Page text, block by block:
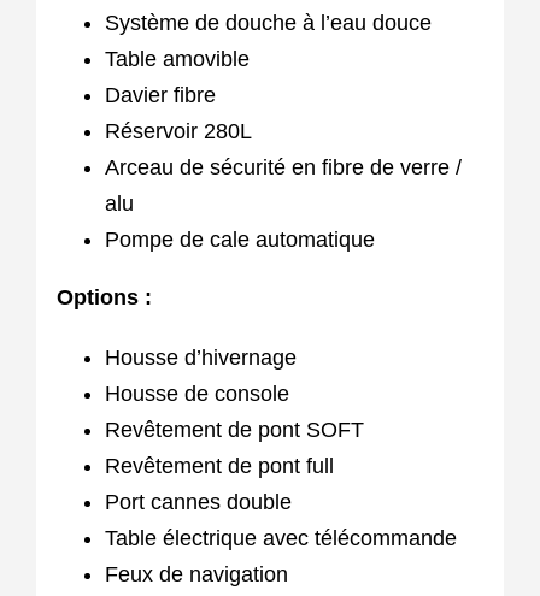
Système de douche à l’eau douce
Table amovible
Davier fibre
Réservoir 280L
Arceau de sécurité en fibre de verre /
alu
Pompe de cale automatique
Options :
Housse d’hivernage
Housse de console
Revêtement de pont SOFT
Revêtement de pont full
Port cannes double
Table électrique avec télécommande
Feux de navigation